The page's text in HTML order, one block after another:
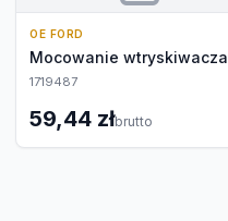
OE FORD
Mocowanie wtryskiwacza
1719487
59,44 złbrutto